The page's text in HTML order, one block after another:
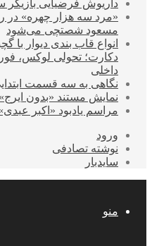
داریوش فرضیایی بازیگر
«مرد سه هزار چهره» در
مسعود شصتچی می‌شود
انواع قاب بندی دیوار با
دکارت؛ تحولی لوکس،
داخلی
نگاهی به سه قسمت
نمایش مستند «بدون
مراسم یادبود «اکبر
ورود
نوشته تصادفی
سایدبار
منو